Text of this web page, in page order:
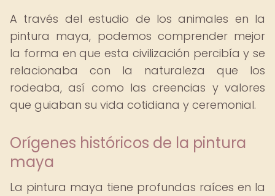
A través del estudio de los animales en la
pintura maya, podemos comprender mejor
la forma en que esta civilización percibía y se
relacionaba con la naturaleza que los
rodeaba, así como las creencias y valores
que guiaban su vida cotidiana y ceremonial.
Orígenes históricos de la pintura
maya
La pintura maya tiene profundas raíces en la